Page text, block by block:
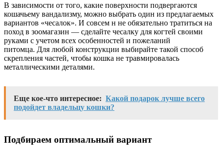
В зависимости от того, какие поверхности подвергаются
кошачьему вандализму, можно выбрать один из предлагаемых
вариантов «чесалок». И совсем н не обязательно тратиться на
поход в зоомагазин — сделайте чесалку для когтей своими
руками с учетом всех особенностей и пожеланий
питомца. Для любой конструкции выбирайте такой способ
скрепления частей, чтобы кошка не травмировалась
металлическими деталями.
Еще кое-что интересное: Какой подарок лучше всего
подойдет владельцу кошки?
Подбираем оптимальный вариант